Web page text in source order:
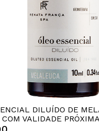
DILUÍDO DE
COM VALIDADE